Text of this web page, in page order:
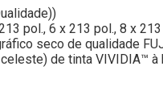
pol., 6 x 213 pol., 8 x
seco de qualidade
celeste) de tinta VIVIDIA™